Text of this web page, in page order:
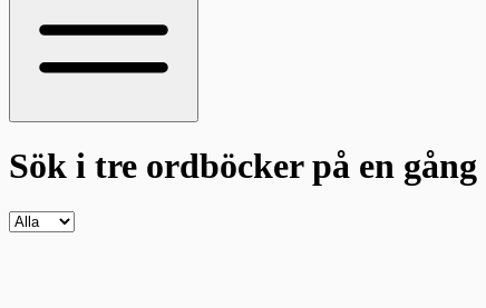
Sök i tre ordböckerpå en gång